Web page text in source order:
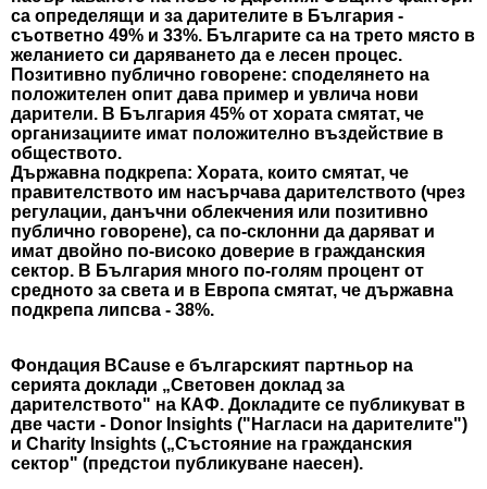
са определящи и за дарителите в България -
съответно 49% и 33%. Българите са на трето място в
желанието си даряването да е лесен процес.
Позитивно публично говорене: споделянето на
положителен опит дава пример и увлича нови
дарители. В България 45% от хората смятат, че
организациите имат положително въздействие в
обществото.
Държавна подкрепа: Хората, които смятат, че
правителството им насърчава дарителството (чрез
регулации, данъчни облекчения или позитивно
публично говорене), са по-склонни да даряват и
имат двойно по-високо доверие в гражданския
сектор. В България много по-голям процент от
средното за света и в Европа смятат, че държавна
подкрепа липсва - 38%.
Фондация BCause е българският партньор на
серията доклади „Световен доклад за
дарителството" на КАФ. Докладите се публикуват в
две части - Donor Insights ("Нагласи на дарителите")
и Charity Insights („Състояние на гражданския
сектор" (предстои публикуване наесен).